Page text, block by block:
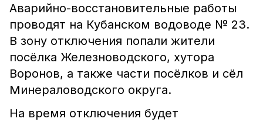
Аварийно-восстановительные работы
проводят на Кубанском водоводе № 23.
В зону отключения попали жители
посёлка Железноводского, хутора
Воронов, а также части посёлков и сёл
Минераловодского округа.
На время отключения будет